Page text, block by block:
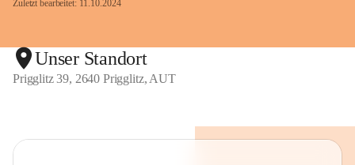
Zuletzt bearbeitet: 11.10.2024
Unser Standort
Prigglitz 39, 2640 Prigglitz, AUT